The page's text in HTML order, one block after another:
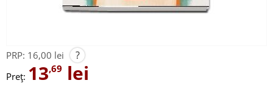
PRP: 16,00 lei ?
Preț: 13,69 lei